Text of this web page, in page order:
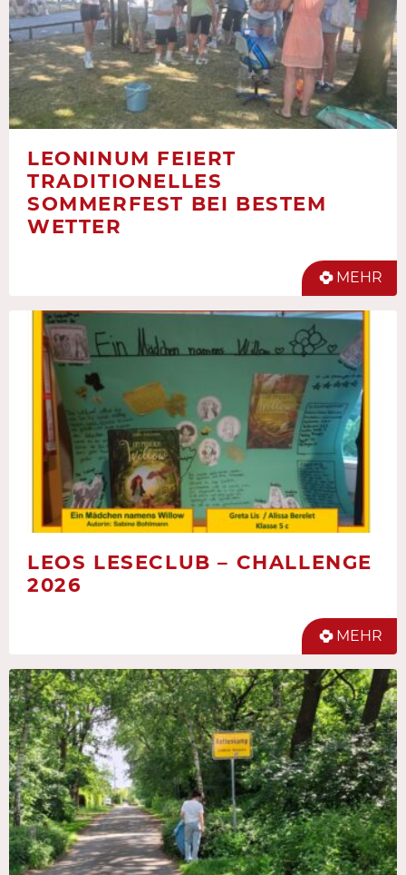
LEONINUM FEIERT
TRADITIONELLES
SOMMERFEST BEI BESTEM
WETTER
MEHR
LEOS LESECLUB – CHALLENGE
2026
MEHR